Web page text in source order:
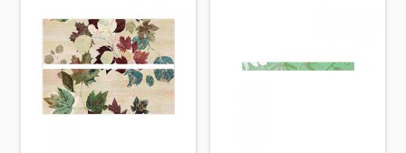
Այլ տեսականի
Կղմինդր՝ կերամիկական